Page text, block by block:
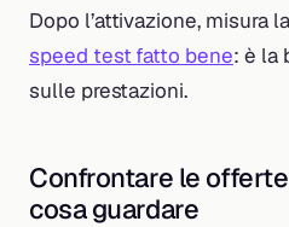
Dopo l’attivazione, misura
speed test fatto bene: è la
sulle prestazioni.
Confrontare le
cosa guardare